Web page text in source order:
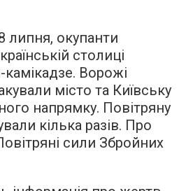
липня, окупанти
столиці
Ворожі
місто та Київську
напрямку. Повітряну
кілька разів. Про
сили Збройних